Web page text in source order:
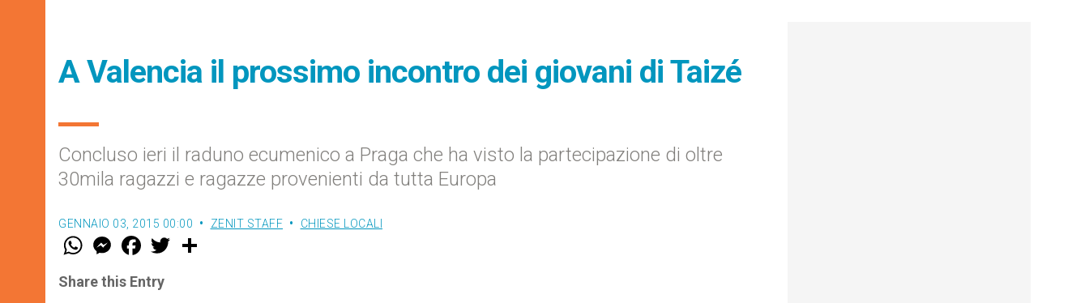
A Valencia il prossimo incontro dei giovani di Taizé
Concluso ieri il raduno ecumenico a Praga che ha visto la partecipazione di oltre
30mila ragazzi e ragazze provenienti da tutta Europa
GENNAIO 03, 2015 00:00 ZENIT STAFF CHIESE LOCALI
W
t
s
M
e
s
e
F
a
e
b
w
Share this Entry